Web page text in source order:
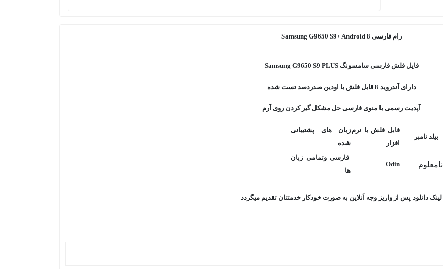
رام فارسی Samsung G9650 S9+ Android 8
فایل فلش فارسی سامسونگ Samsung G9650 S9 PLUS
دارای آندروید 8 قابل فلش با اودین صدردصد تست شده
آپدیت رسمی با منوی فارسی حل مشکل گیر کردن روی آرم
بیلد نامبر
قابل فلش با نرم
افزار
زبان های پشتیبانی
شده
نامعلوم Odin
فارسی وتمامی زبان
ها
لینک دانلود پس از واریز وجه آنلاین به صورت خودکار خدمتتان تقدیم میگردد